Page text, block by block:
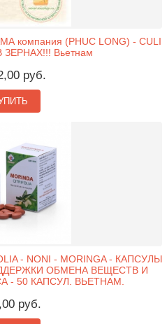
компания (PHUC LONG) - CULI
ЗЕРНАХ!!! Вьетнам
руб.
- NONI - MORINGA - КАПСУЛЫ
ОБМЕНА ВЕЩЕСТВ И
- 50 КАПСУЛ. ВЬЕТНАМ.
руб.